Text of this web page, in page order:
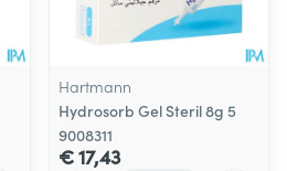
Hartmann
Hydrosorb Gel Steril 8g 5
9008311
€ 17,43